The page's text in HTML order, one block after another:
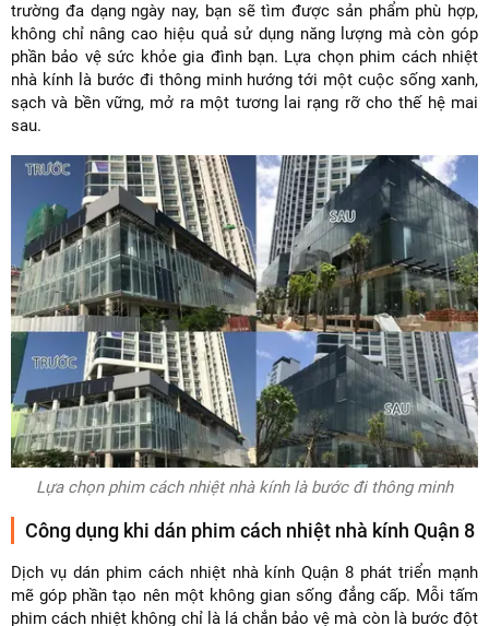
trường đa dạng ngày nay, bạn sẽ tìm được sản phẩm phù hợp,
không chỉ nâng cao hiệu quả sử dụng năng lượng mà còn góp
phần bảo vệ sức khỏe gia đình bạn. Lựa chọn phim cách nhiệt
nhà kính là bước đi thông minh hướng tới một cuộc sống xanh,
sạch và bền vững, mở ra một tương lai rạng rỡ cho thế hệ mai
sau.
Lựa chọn phim cách nhiệt nhà kính là bước đi thông minh
Công dụng khi dán phim cách nhiệt nhà kính Quận 8
Dịch vụ dán phim cách nhiệt nhà kính Quận 8 phát triển mạnh
mẽ góp phần tạo nên một không gian sống đẳng cấp. Mỗi tấm
phim cách nhiệt không chỉ là lá chắn bảo vệ mà còn là bước đột